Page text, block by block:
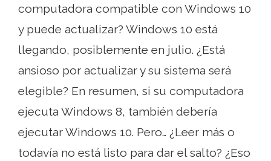
computadora compatible con Windows 10
y puede actualizar? Windows 10 está
llegando, posiblemente en julio. ¿Está
ansioso por actualizar y su sistema será
elegible? En resumen, si su computadora
ejecuta Windows 8, también debería
ejecutar Windows 10. Pero… ¿Leer más o
todavía no está listo para dar el salto? ¿Eso